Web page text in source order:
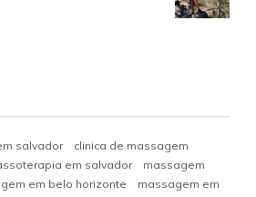
salvador
clinica de massagem
em salvador
massagem
em belo horizonte
massagem em